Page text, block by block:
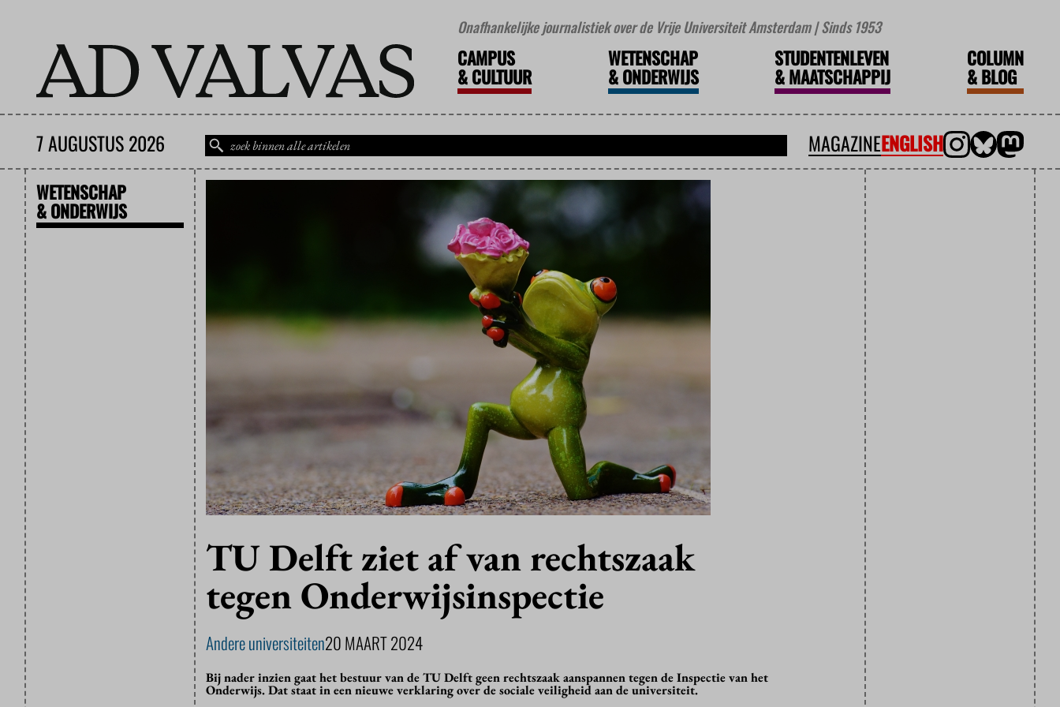
Onafhankelijke journalistiek over de Vrije Universiteit Amsterdam | Sinds 1953
CAMPUS
&CULTUUR
WETENSCHAP
&ONDERWIJS
STUDENTENLEVEN
&MAATSCHAPPIJ
COLUMN
&BLOG
7 AUGUSTUS 2026 MAGAZINEENGLISH
WETENSCHAP
& ONDERWIJS
TU Delft ziet af van rechtszaak
tegen Onderwijsinspectie
Andere universiteiten20 MAART 2024
Bij nader inzien gaat het bestuur van de TU Delft geen rechtszaak aanspannen tegen de Inspectie van het
Onderwijs. Dat staat in een nieuwe verklaring over de sociale veiligheid aan de universiteit.